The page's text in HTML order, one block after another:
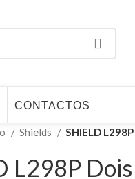
CONTACTOS
Shields SHIELD
L298P